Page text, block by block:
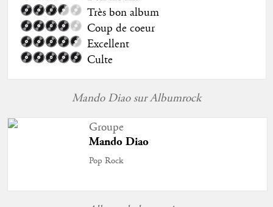
Très bon album
Coup de coeur
Excellent
Culte
Mando Diao sur Albumrock
Groupe
Mando Diao
Pop Rock